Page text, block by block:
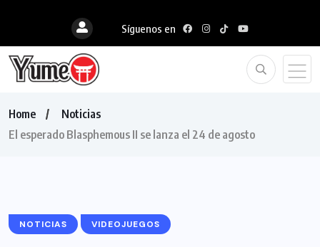
Síguenos en
Home
Noticias
El esperado Blasphemous II se lanza el 24 de agosto
NOTICIAS VIDEOJUEGOS